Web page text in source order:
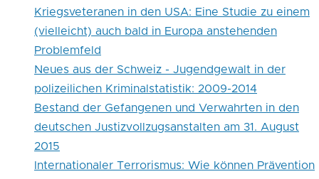
Kriegsveteranen in den USA: Eine Studie zu einem
(vielleicht) auch bald in Europa anstehenden
Problemfeld
Neues aus der Schweiz - Jugendgewalt in der
polizeilichen Kriminalstatistik: 2009-2014
Bestand der Gefangenen und Verwahrten in den
deutschen Justizvollzugsanstalten am 31. August
2015
Internationaler Terrorismus: Wie können Prävention